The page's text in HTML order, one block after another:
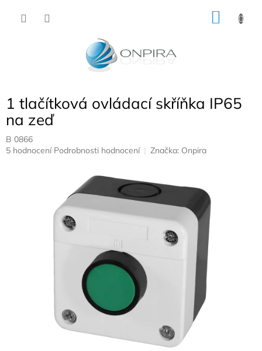
1 tlačítková ovládací skříňka IP65
na zeď
B 0866
Průměrné
5 hodnocení Podrobnosti hodnocení Značka: Onpira